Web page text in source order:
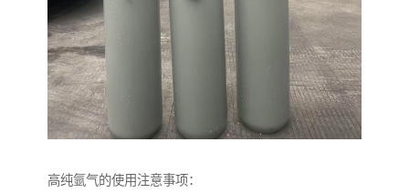
高纯氩气的使用注意事项：